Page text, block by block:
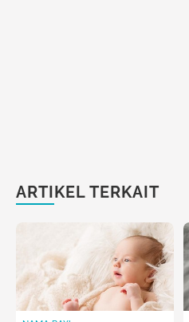
ARTIKEL TERKAIT